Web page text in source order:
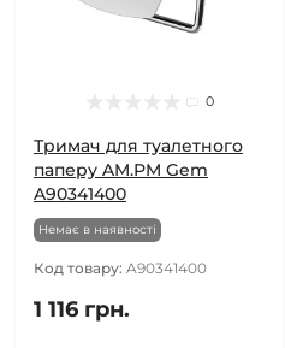
0
Тримач для туалетного
паперу AM.PM Gem
A90341400
Немає в наявності
Код товару: A90341400
1 116 грн.